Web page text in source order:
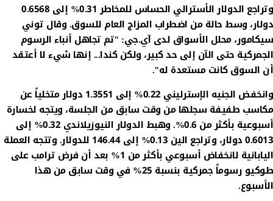
وتراجع الدولار الأسترالي الحساس للمخاطر 0.31% إلى 0.6568
دولار، وسط حالة من اضطراب المزاج العام للسوق. وقال توني
سيكامور، محلل الأسواق لدى آي.جي: "تم تجاهل أنباء الرسوم
الجمركية حتى الآن إلى حد كبير، ولكن كندا... إنها شيء لا أعتقد
أن السوق كانت مستعدة له".
وانخفض الجنيه الإسترليني 0.22% إلى 1.3551 دولار متخلياً عن
مكاسب طفيفة سجلها من وقت سابق من الجلسة، ويتجه لخسارة
أسبوعية بأكثر من 0.6%. وهبط الدولار النيوزيلاندي 0.32% إلى
0.6013 دولار، وتراجع الين 0.13% إلى 146.44 للدولار. وتتجه العملة
اليابانية لانخفاض أسبوعي بأكثر من 1% بعد أن فرض ترامب على
طوكيو رسوماً جمركية بنسبة 25% في وقت سابق من هذا
الأسبوع.